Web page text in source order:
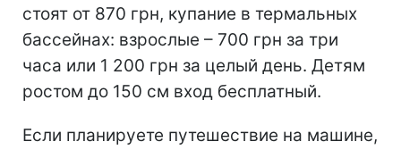
стоят от 870 грн, купание в термальных
бассейнах: взрослые – 700 грн за три
часа или 1 200 грн за целый день. Детям
ростом до 150 см вход бесплатный.
Если планируете путешествие на машине,